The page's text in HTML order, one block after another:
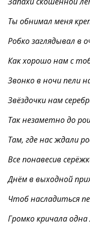
Ты обнимал меня
Робко заглядывал в
Как хорошо нам с
Звонко в ночи пели
Звёздочки нам
Так незаметно до
Там, где нас ждали
Все понавесив
Днём в выходной
Чтоб насладиться
Громко кричала